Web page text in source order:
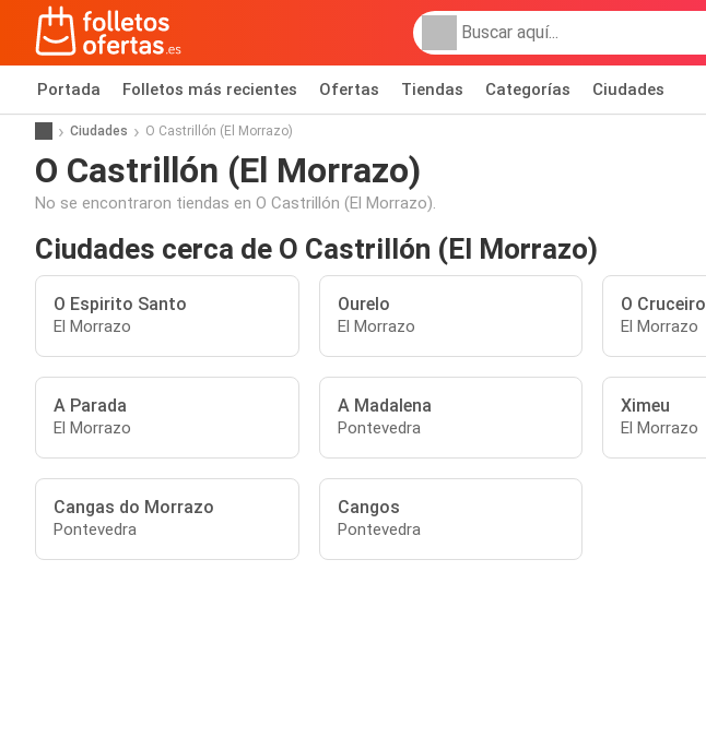
Portada Folletos más recientes Ofertas Tiendas Categorías Ciudades
Ciudades O Castrillón (El Morrazo)
O Castrillón (El Morrazo)
No se encontraron tiendas en O Castrillón (El Morrazo).
Ciudades cerca de O Castrillón (El Morrazo)
O Espirito Santo
El Morrazo
Ourelo
El Morrazo
O Cruceiro
El Morrazo
A Parada
El Morrazo
A Madalena
Pontevedra
Ximeu
El Morrazo
Cangas do Morrazo
Pontevedra
Cangos
Pontevedra